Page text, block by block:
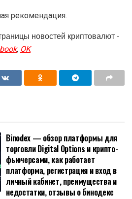
рекомендация.
новостей криптовалют -
, OK
Binodex — обзор платформы для
торговли Digital Options и крипто-
фьючерсами, как работает
платформа, регистрация и вход в
личный кабинет, преимущества и
недостатки, отзывы о бинодекс